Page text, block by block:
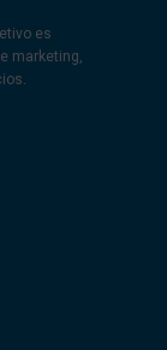
es
marketing,